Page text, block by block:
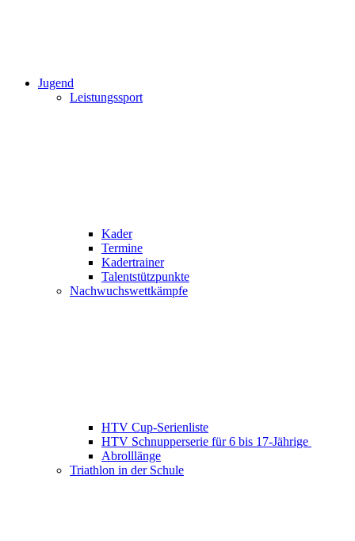
Jugend
Leistungssport
Kader
Termine
Kadertrainer
Talentstützpunkte
Nachwuchswettkämpfe
HTV Cup-Serienliste
HTV Schnupperserie für 6 bis 17-Jährige
Abrolllänge
Triathlon in der Schule